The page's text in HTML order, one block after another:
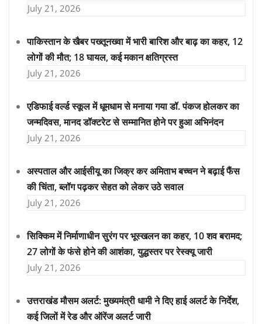
July 21, 2026
पाकिस्तान के खैबर पख्तूनख्वा में भारी बारिश और बाढ़ का कहर, 12
लोगों की मौत; 18 घायल, कई मकान क्षतिग्रस्त
July 21, 2026
एडिफाई वर्ल्ड स्कूल में धूमधाम से मनाया गया डॉ. पंकज होलकर का
जन्मदिवस, मानद डॉक्टरेट से सम्मानित होने पर हुआ अभिनंदन
July 21, 2026
अस्पताल और आईसीयू का जिक्र कर अमिताभ बच्चन ने बढ़ाई फैंस
की चिंता, ब्लॉग पढ़कर सेहत को लेकर उठे सवाल
July 21, 2026
सिक्किम में निर्माणाधीन सुरंग पर भूस्खलन का कहर, 10 शव बरामद;
27 लोगों के फंसे होने की आशंका, युद्धस्तर पर रेस्क्यू जारी
July 21, 2026
उत्तराखंड मौसम अलर्ट: मुख्यमंत्री धामी ने दिए हाई अलर्ट के निर्देश,
कई जिलों में रेड और ऑरेंज अलर्ट जारी